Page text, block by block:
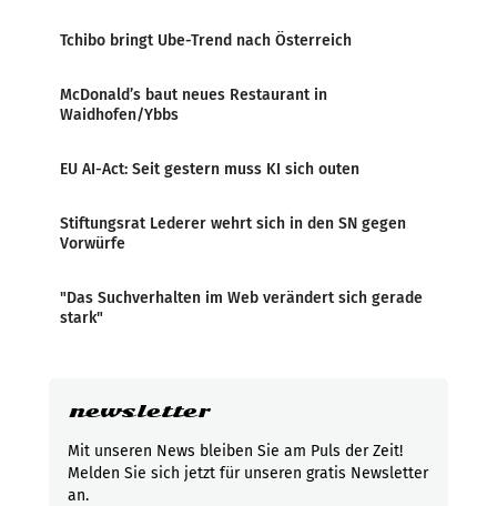
Tchibo bringt Ube-Trend nach Österreich
McDonald’s baut neues Restaurant in
Waidhofen/Ybbs
EU AI-Act: Seit gestern muss KI sich outen
Stiftungsrat Lederer wehrt sich in den SN gegen
Vorwürfe
"Das Suchverhalten im Web verändert sich gerade
stark"
newsletter
Mit unseren News bleiben Sie am Puls der Zeit!
Melden Sie sich jetzt für unseren gratis Newsletter
an.